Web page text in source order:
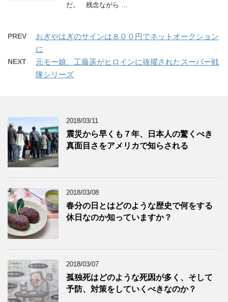
だ。 残念ながら …
PREV
おぎやはぎのサインは８００円でネットオークション
に
NEXT
元モー娘。工藤遥がヒロインに抜擢されたスーパー戦
隊シリーズ
2018/03/11
震災から早くも７年、日本人の驚くべき
真面目さをアメリカで知らされる
2018/03/08
春分の日とはどのような歴史で何をする
休日なのか知っていますか？
2018/03/07
孤独死はどのような死因が多く、そして
予防、対策をしていくべきなのか？